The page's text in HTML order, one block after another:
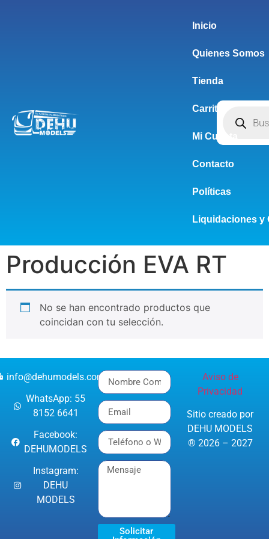
Inicio
Quienes Somos
Tienda
Carrito
Mi Cuenta
Contacto
Políticas
Liquidaciones y
Producción EVA RT
No se han encontrado productos que
coincidan con tu selección.
info@dehumodels.com
WhatsApp: 55
8152 6641
Facebook:
DEHUMODELS
Instagram:
DEHU
MODELS
Solicitar
Aviso de
Privacidad
Sitio creado por
DEHU MODELS
® 2026 – 2027